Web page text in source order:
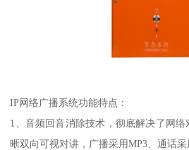
IP网络广播系统功能特点：
1、音频回音消除技术，彻底解决了网
晰双向可视对讲，广播采用MP3、通话采